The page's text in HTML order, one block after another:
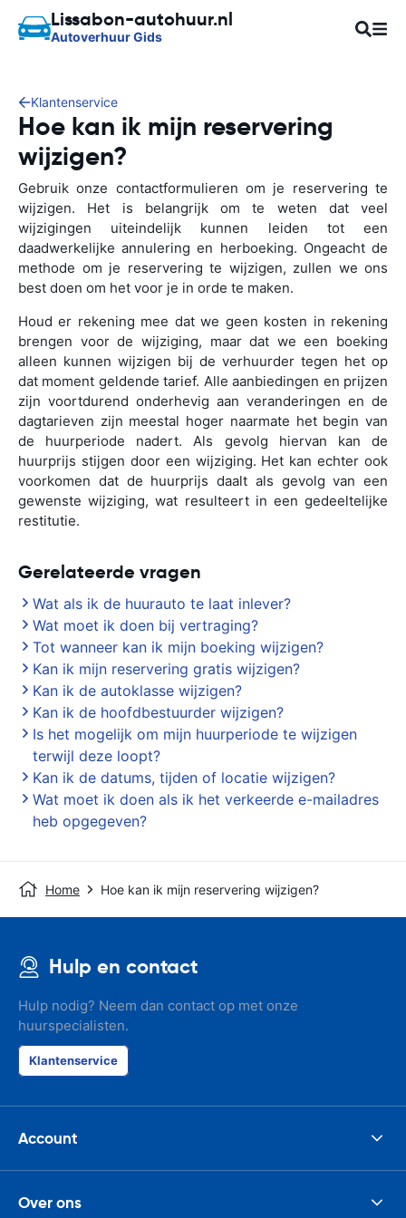
Lissabon-autohuur.nl
Autoverhuur Gids
Klantenservice
Hoe kan ik mijn reservering
wijzigen?
Gebruik onze contactformulieren om je reservering te
wijzigen. Het is belangrijk om te weten dat veel
wijzigingen uiteindelijk kunnen leiden tot een
daadwerkelijke annulering en herboeking. Ongeacht de
methode om je reservering te wijzigen, zullen we ons
best doen om het voor je in orde te maken.
Houd er rekening mee dat we geen kosten in rekening
brengen voor de wijziging, maar dat we een boeking
alleen kunnen wijzigen bij de verhuurder tegen het op
dat moment geldende tarief. Alle aanbiedingen en prijzen
zijn voortdurend onderhevig aan veranderingen en de
dagtarieven zijn meestal hoger naarmate het begin van
de huurperiode nadert. Als gevolg hiervan kan de
huurprijs stijgen door een wijziging. Het kan echter ook
voorkomen dat de huurprijs daalt als gevolg van een
gewenste wijziging, wat resulteert in een gedeeltelijke
restitutie.
Gerelateerde vragen
Wat als ik de huurauto te laat inlever?
Wat moet ik doen bij vertraging?
Tot wanneer kan ik mijn boeking wijzigen?
Kan ik mijn reservering gratis wijzigen?
Kan ik de autoklasse wijzigen?
Kan ik de hoofdbestuurder wijzigen?
Is het mogelijk om mijn huurperiode te wijzigen
terwijl deze loopt?
Kan ik de datums, tijden of locatie wijzigen?
Wat moet ik doen als ik het verkeerde e-mailadres
heb opgegeven?
Home Hoe kan ik mijn reservering wijzigen?
Hulp en contact
Hulp nodig? Neem dan contact op met onze
huurspecialisten.
Klantenservice
Account
Over ons